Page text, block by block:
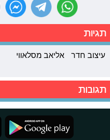
תגיות
עיצוב חדר אליאב מסלאווי
תגובות